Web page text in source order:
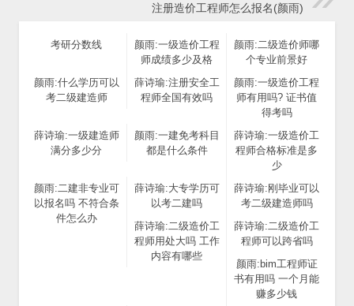
注册造价工程师怎么报名(颜雨)
考研分数线
颜雨:一级造价工程
师成绩多少及格
颜雨:二级造价师哪
个专业前景好
颜雨:什么学历可以
考二级建造师
薛诗瑜:注册安全工
程师全国有效吗
颜雨:一级造价工程
师有用吗? 证书值
得考吗
薛诗瑜:一级建造师
满分多少分
颜雨:一建免考科目
都是什么条件
薛诗瑜:一级造价工
程师合格标准是多
少
颜雨:二建非专业可
以报名吗 不符合条
件怎么办
薛诗瑜:大专学历可
以考二建吗
薛诗瑜:刚毕业可以
考二级建造师吗
薛诗瑜:二级造价工
程师用处大吗 工作
内容有哪些
薛诗瑜:二级造价工
程师可以跨省吗
颜雨:bim工程师证
书有用吗 一个月能
赚多少钱